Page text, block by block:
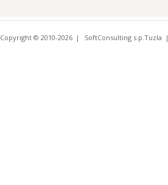
Copyright © 2010-2026 SoftConsulting s.p.Tuzla